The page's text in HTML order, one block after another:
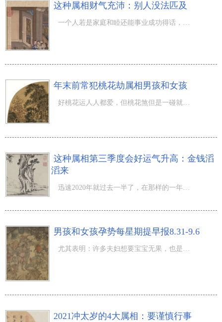
这种属相财气充沛：别人没法匹及
一个人若是家庭和睦还能事业成功得话，那他的人生道路就可以说成很完满了，可是实际上大家大部分人都做不到
年末前常犯桃花劫属相男孩和女孩
好桃花运人人都爱，但桃花煞但是一碰就坏菜，更别说桃花劫了。而年末前有四个 属相 要当心，大家恐有桃花劫
这种属相第三季度会好运气升高：金钱滔
滔来
迅速2020年就过去一半了，在那样的一年里，有很多人的日常生活都发生了起伏不定的转变，有的人很有可能运势
男孩和女孩孕势每星期提早报8.31-9.6
尤其表明：许多夫妇想要宝宝无果，也是有许多男孩和女孩不想怀孕却怀起了。因而了解孕事很重要。 这周冲忌
2021冲太岁的4大属相：要谨慎行事